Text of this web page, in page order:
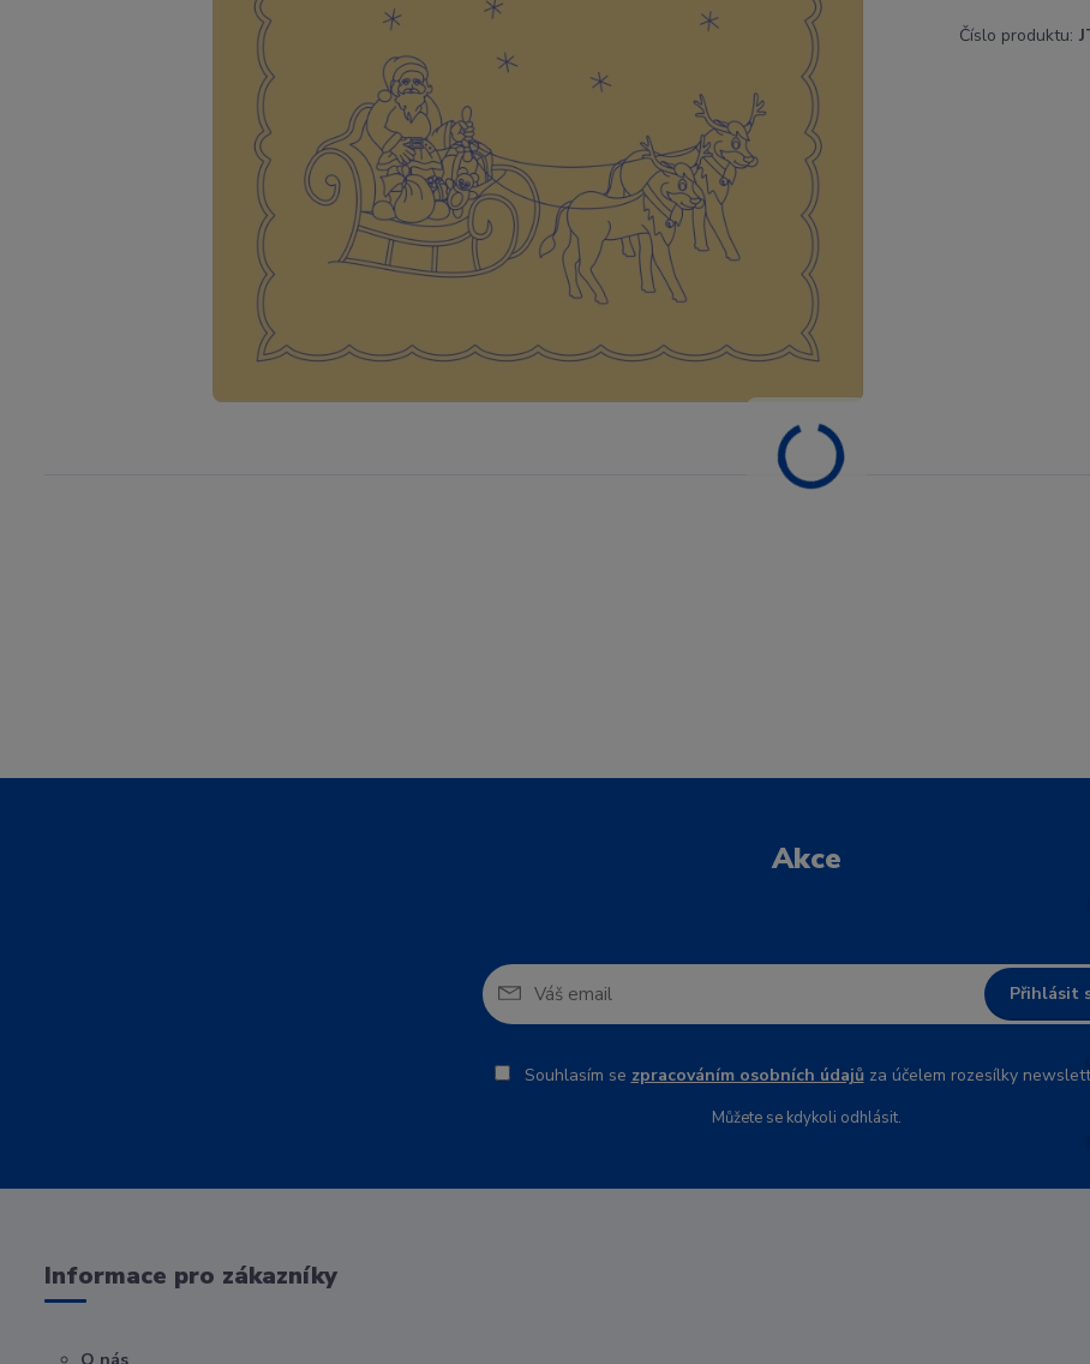
Číslo produktu:
Akce
Přihlásit
Souhlasím se zpracováním osobních údajůza účelem rozesílky
Můžete se kdykoli odhlásit.
Informace pro zákazníky